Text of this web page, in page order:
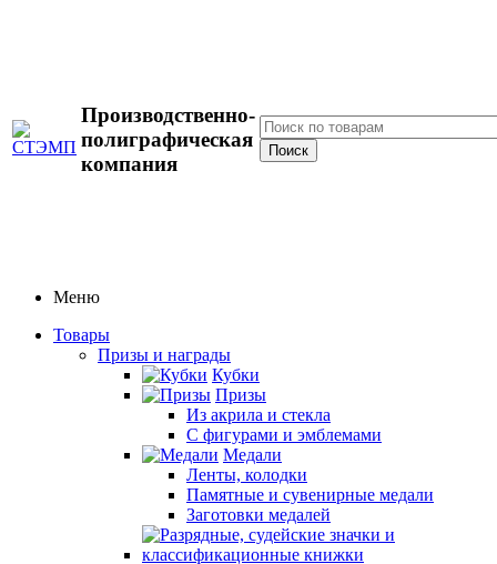
Производственно-
полиграфическая
компания
Меню
Товары
Призы и награды
Кубки
Призы
Из акрила и стекла
С фигурами и эмблемами
Медали
Ленты, колодки
Памятные и сувенирные медали
Заготовки медалей